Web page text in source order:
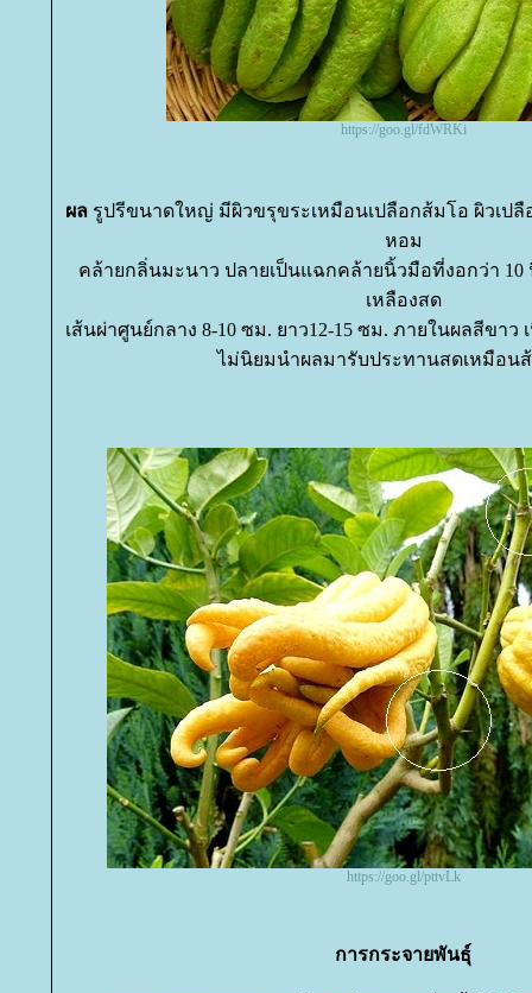
https://goo.gl/fdWRKi
ผลรูปรีขนาดใหญ่ มีผิวขรุขระเหมือนเปลือกส้มโอ ผิวเป
หอม
คล้ายกลิ่นมะนาว ปลายเป็นแฉกคล้ายนิ้วมือที่งอกว่า 10
เหลืองสด
เส้นผ่าศูนย์กลาง 8-10 ซม. ยาว12-15 ซม. ภายในผลสีขาว
ไม่นิยมนำผลมารับประทานสดเหมือน
https://goo.gl/pttvLk
การกระจายพันธุ์